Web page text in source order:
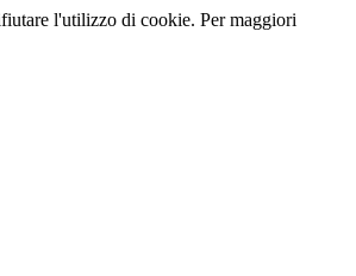
l'utilizzo di cookie. Per maggiori